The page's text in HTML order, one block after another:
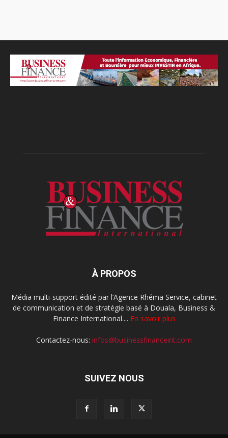
À PROPOS
Média multi-support édité par l’Agence Rhéma Service, cabinet
de communication et de stratégie basé à Douala, Business &
Finance International.... En savoir plus
Contactez-nous: infos@businessfinanceint.com
SUIVEZ NOUS